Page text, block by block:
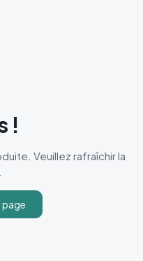
!
Veuillez rafraîchir la
page